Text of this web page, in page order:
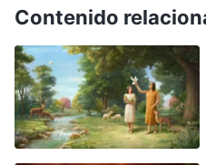
Contenido